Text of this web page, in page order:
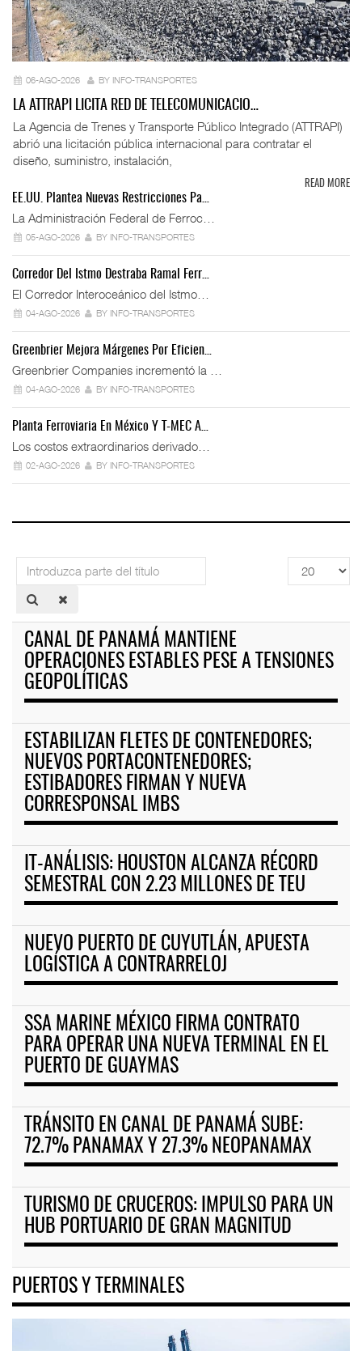
06-AGO-2026 BY INFO-TRANSPORTES
LA ATTRAPI LICITA RED DE TELECOMUNICACIO…
La Agencia de Trenes y Transporte Público Integrado (ATTRAPI)
abrió una licitación pública internacional para contratar el
diseño, suministro, instalación,
READ MORE
EE.UU. Plantea Nuevas Restricciones Pa…
La Administración Federal de Ferroc…
05-AGO-2026 BY INFO-TRANSPORTES
Corredor Del Istmo Destraba Ramal Ferr…
El Corredor Interoceánico del Istmo…
04-AGO-2026 BY INFO-TRANSPORTES
Greenbrier Mejora Márgenes Por Eficien…
Greenbrier Companies incrementó la …
04-AGO-2026 BY INFO-TRANSPORTES
Planta Ferroviaria En México Y T-MEC A…
Los costos extraordinarios derivado…
02-AGO-2026 BY INFO-TRANSPORTES
Introduzca
parte
del
Cantidad
a
CANAL DE PANAMÁ MANTIENE
OPERACIONES ESTABLES PESE A TENSIONES
GEOPOLÍTICAS
ESTABILIZAN FLETES DE CONTENEDORES;
NUEVOS PORTACONTENEDORES;
ESTIBADORES FIRMAN Y NUEVA
CORRESPONSAL IMBS
IT-ANÁLISIS: HOUSTON ALCANZA RÉCORD
SEMESTRAL CON 2.23 MILLONES DE TEU
NUEVO PUERTO DE CUYUTLÁN, APUESTA
LOGÍSTICA A CONTRARRELOJ
SSA MARINE MÉXICO FIRMA CONTRATO
PARA OPERAR UNA NUEVA TERMINAL EN EL
PUERTO DE GUAYMAS
TRÁNSITO EN CANAL DE PANAMÁ SUBE:
72.7% PANAMAX Y 27.3% NEOPANAMAX
TURISMO DE CRUCEROS: IMPULSO PARA UN
HUB PORTUARIO DE GRAN MAGNITUD
PUERTOS Y TERMINALES